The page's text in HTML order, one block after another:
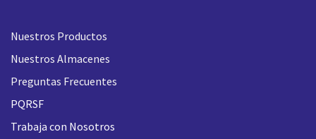
Nuestros Productos
Nuestros Almacenes
Preguntas Frecuentes
PQRSF
Trabaja con Nosotros